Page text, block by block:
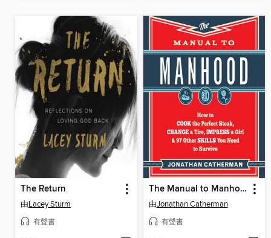
The Return
由Lacey Sturm
有聲書
The Manual to Manhood
由Jonathan Catherman
有聲書